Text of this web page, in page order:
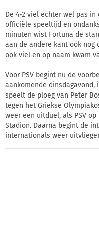
De 4-2 viel echter wel pas
officiële speeltijd en
minuten wist Fortuna de
aan de andere kant ook
ook viel en op naam kwam
Voor PSV begint nu de
aankomende dinsdagavond,
speelt de ploeg van Peter
tegen het Griekse
weer een uitduel, als PSV op
Stadion. Daarna begint de
internationals weer